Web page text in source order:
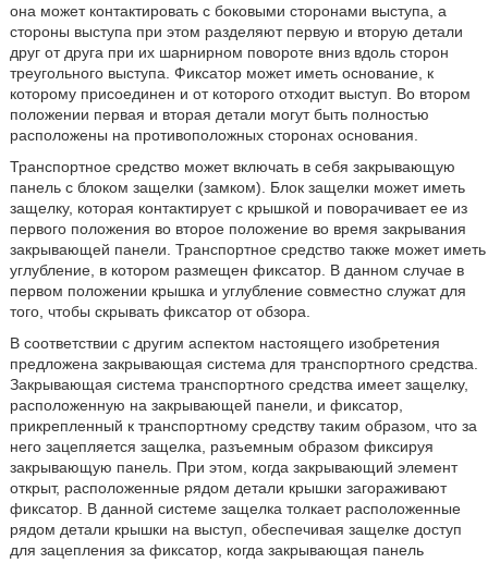
она может контактировать с боковыми сторонами выступа, а
стороны выступа при этом разделяют первую и вторую детали
друг от друга при их шарнирном повороте вниз вдоль сторон
треугольного выступа. Фиксатор может иметь основание, к
которому присоединен и от которого отходит выступ. Во втором
положении первая и вторая детали могут быть полностью
расположены на противоположных сторонах основания.
Транспортное средство может включать в себя закрывающую
панель с блоком защелки (замком). Блок защелки может иметь
защелку, которая контактирует с крышкой и поворачивает ее из
первого положения во второе положение во время закрывания
закрывающей панели. Транспортное средство также может иметь
углубление, в котором размещен фиксатор. В данном случае в
первом положении крышка и углубление совместно служат для
того, чтобы скрывать фиксатор от обзора.
В соответствии с другим аспектом настоящего изобретения
предложена закрывающая система для транспортного средства.
Закрывающая система транспортного средства имеет защелку,
расположенную на закрывающей панели, и фиксатор,
прикрепленный к транспортному средству таким образом, что за
него зацепляется защелка, разъемным образом фиксируя
закрывающую панель. При этом, когда закрывающий элемент
открыт, расположенные рядом детали крышки загораживают
фиксатор. В данной системе защелка толкает расположенные
рядом детали крышки на выступ, обеспечивая защелке доступ
для зацепления за фиксатор, когда закрывающая панель